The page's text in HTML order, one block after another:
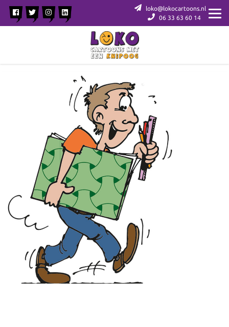
loko@lokocartoons.nl
06 33 63 60 14